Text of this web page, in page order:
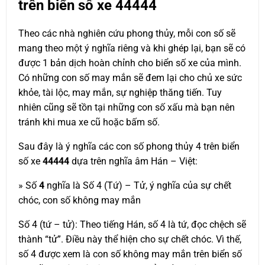
trên biển số xe 44444
Theo các nhà nghiên cứu phong thủy, mỗi con số sẽ
mang theo một ý nghĩa riêng và khi ghép lại, bạn sẽ có
được 1 bản dịch hoàn chỉnh cho biển số xe của mình.
Có những con số may mắn sẽ đem lại cho chủ xe sức
khỏe, tài lộc, may mắn, sự nghiệp thăng tiến. Tuy
nhiên cũng sẽ tồn tại những con số xấu mà bạn nên
tránh khi mua xe cũ hoặc bấm số.
Sau đây là ý nghĩa các con số phong thủy 4 trên biển
số xe 44444 dựa trên nghĩa âm Hán – Việt:
» Số4 nghĩa là Số 4 (Tứ) – Tử, ý nghĩa của sự chết
chóc, con số không may mắn
Số 4 (tứ – tử): Theo tiếng Hán, số 4 là tứ, đọc chệch sẽ
thành “tử”. Điều này thể hiện cho sự chết chóc. Vì thế,
số 4 được xem là con số không may mắn trên biển số